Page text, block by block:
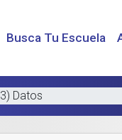
Busca Tu Escuela
3) Datos